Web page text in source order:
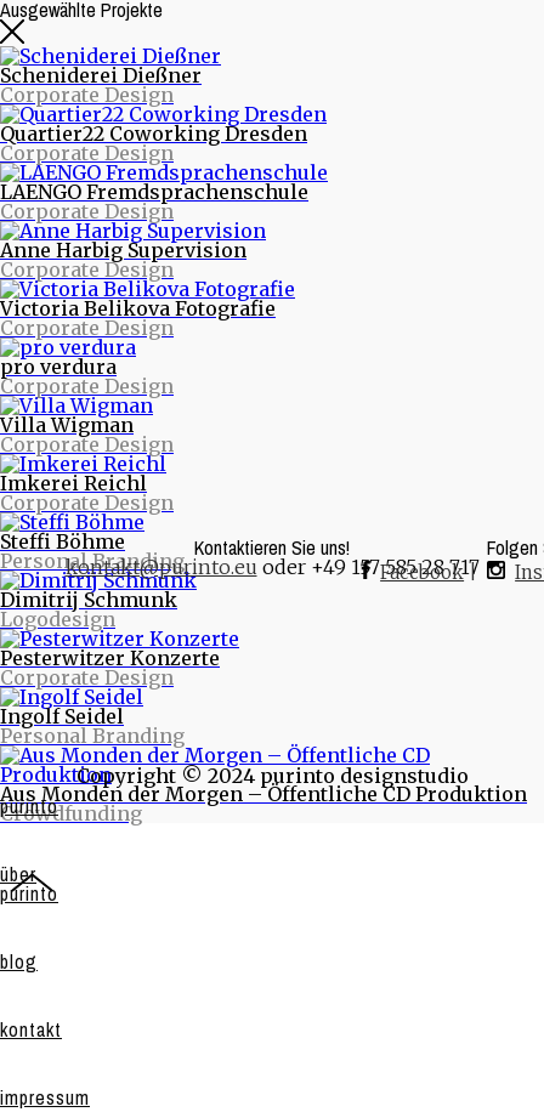
Ausgewählte Projekte
Scheniderei Dießner
Corporate Design
Quartier22 Coworking Dresden
Corporate Design
LAENGO Fremdsprachenschule
Corporate Design
Anne Harbig Supervision
Corporate Design
Victoria Belikova Fotografie
Corporate Design
pro verdura
Corporate Design
Villa Wigman
Corporate Design
Imkerei Reichl
Corporate Design
Steffi Böhme
Personal Branding
Dimitrij Schmunk
Logodesign
Pesterwitzer Konzerte
Corporate Design
Ingolf Seidel
Personal Branding
Aus Monden der Morgen – Öffentliche CD Produktion
Crowdfunding
purinto
über
purinto
blog
kontakt
impressum
Mai 30, 2016·Keine Kommentare!
doppel_03
Sebastian Daenel und Victoria Belikova - purinto
designstudio
Kontaktieren Sie uns!
kontakt@purinto.eu oder +49 157 585 28 717
Folgen
Facebook|
Copyright © 2024 purinto designstudio